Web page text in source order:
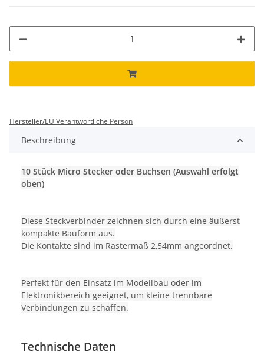
Hersteller/EU Verantwortliche Person
Beschreibung
10 Stück Micro Stecker oder Buchsen (Auswahl erfolgt
oben)
Diese Steckverbinder zeichnen sich durch eine äußerst
kompakte Bauform aus.
Die Kontakte sind im Rastermaß 2,54mm angeordnet.
Perfekt für den Einsatz im Modellbau oder im
Elektronikbereich geeignet, um kleine trennbare
Verbindungen zu schaffen.
Technische Daten